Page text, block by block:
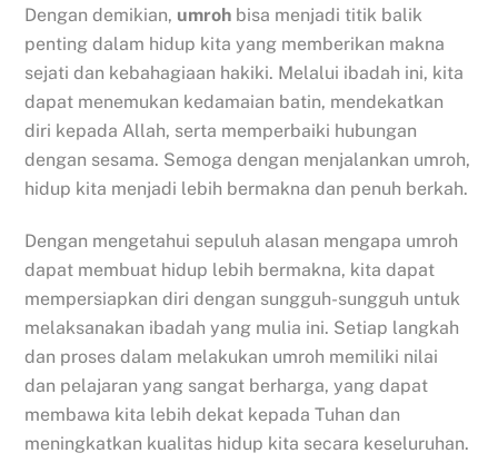
Dengan demikian, umroh bisa menjadi titik balik
penting dalam hidup kita yang memberikan makna
sejati dan kebahagiaan hakiki. Melalui ibadah ini, kita
dapat menemukan kedamaian batin, mendekatkan
diri kepada Allah, serta memperbaiki hubungan
dengan sesama. Semoga dengan menjalankan umroh,
hidup kita menjadi lebih bermakna dan penuh berkah.
Dengan mengetahui sepuluh alasan mengapa umroh
dapat membuat hidup lebih bermakna, kita dapat
mempersiapkan diri dengan sungguh-sungguh untuk
melaksanakan ibadah yang mulia ini. Setiap langkah
dan proses dalam melakukan umroh memiliki nilai
dan pelajaran yang sangat berharga, yang dapat
membawa kita lebih dekat kepada Tuhan dan
meningkatkan kualitas hidup kita secara keseluruhan.